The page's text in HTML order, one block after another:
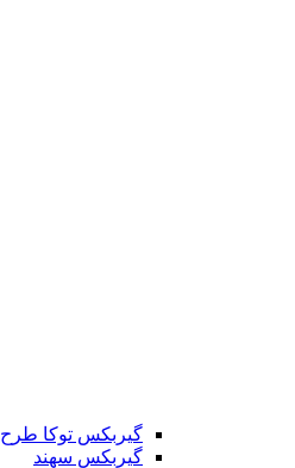
گیربکس توکا طرح
گیربکس سهند